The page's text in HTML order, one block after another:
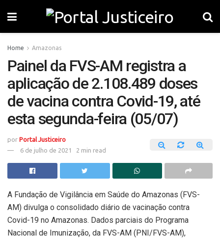
Home Amazonas
Painel da FVS-AM registra a
aplicação de 2.108.489 doses
de vacina contra Covid-19, até
esta segunda-feira (05/07)
por Portal Justiceiro
6 de julho de 2021
2 min read
A Fundação de Vigilância em Saúde do Amazonas (FVS-
AM) divulga o consolidado diário de vacinação contra
Covid-19 no Amazonas. Dados parciais do Programa
Nacional de Imunização, da FVS-AM (PNI/FVS-AM),